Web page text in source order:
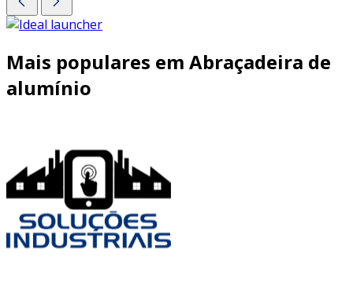
Mais populares em Abraçadeira de
alumínio